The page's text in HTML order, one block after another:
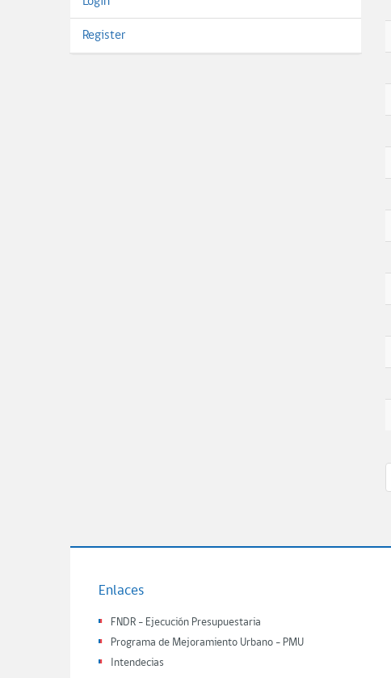
Register
Enlaces
FNDR - Ejecución Presupuestaria
Programa de Mejoramiento Urbano - PMU
Intendecias